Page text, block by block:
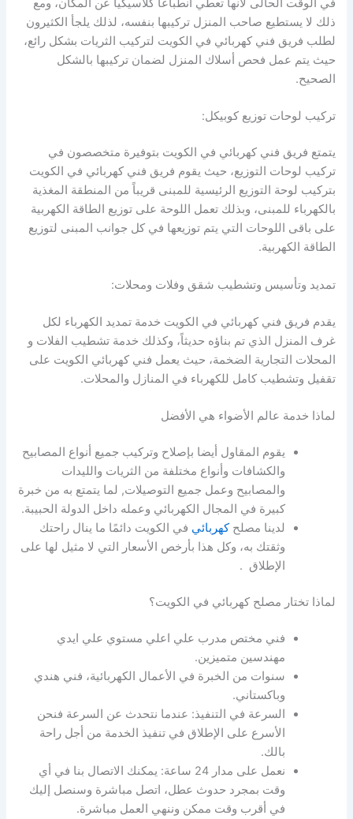
في الوقت الحالى لأنها تعطي انطباعاً كلاسيكياً عن المكان، ومع
ذلك لا يستطيع صاحب المنزل تركيبها بنفسه، لذلك يلجأ الكثيرون
لطلب فريق فني كهربائي في الكويت لتركيب الثريات بشكل رائع،
حيث يتم عمل فحص أسلاك المنزل لضمان تركيبها بالشكل
الصحيح.
تركيب لوحات توزيع كوبيكل:
يتمتع فريق فني كهربائي في الكويت بتوفيرة متخصصون في
تركيب لوحات التوزيع، حيث يقوم فريق فني كهربائي في الكويت
بتركيب لوحة التوزيع الرئيسية للمبنى قريباً من المنطقة المغذية
بالكهرباء للمبنى، وبذلك تعمل اللوحة على توزيع الطاقة الكهربية
على باقى اللوحات التي يتم توزيعها في كل جوانب المبنى لتوزيع
الطاقة الكهربية.
تمديد وتأسيس وتشطيب شقق وفلات ومحلات:
يقدم فريق فني كهربائي في الكويت خدمة تمديد الكهرباء لكل
غرف المنزل الذي تم بناؤه حديثاً، وكذلك خدمة تشطيب الفلات و
المحلات التجارية الضخمة، حيث يعمل فني كهربائي الكويت على
تقفيل وتشطيب كامل للكهرباء في المنازل والمحلات.
لماذا خدمة عالم الأضواء هي الأفضل
يقوم المقاول أيضا بإصلاح وتركيب جميع أنواع المصابيح
والكشافات وأنواع مختلفة من الثريات والليدات
والمصابيح وعمل جميع التوصيلات, لما يتمتع به من خبرة
كبيرة في المجال الكهربائي وعمله داخل الدولة الحبيبة.
لدينا مصلحكهربائي في الكويت دائمًا ما ينال راحتك
وثقتك به، وكل هذا بأرخص الأسعار التي لا مثيل لها على
الإطلاق .
لماذا تختار مصلح كهربائي في الكويت؟
فني مختص مدرب علي اعلي مستوي علي ايدي
مهندسين متميزين.
سنوات من الخبرة في الأعمال الكهربائية، فني هندي
وباكستاني.
السرعة في التنفيذ: عندما نتحدث عن السرعة فنحن
الأسرع على الإطلاق في تنفيذ الخدمة من أجل راحة
بالك.
نعمل على مدار 24 ساعة: يمكنك الاتصال بنا في أي
وقت بمجرد حدوث عطل، اتصل مباشرة وسنصل إليك
في أقرب وقت ممكن وننهي العمل مباشرة.